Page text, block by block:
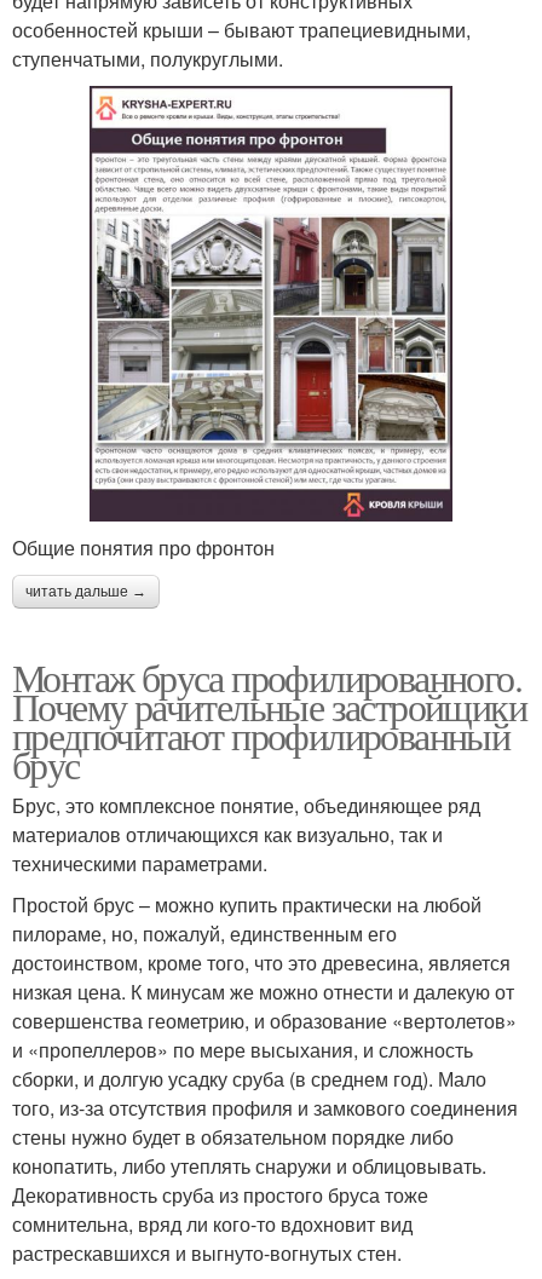
особенностей крыши – бывают трапециевидными,
ступенчатыми, полукруглыми.
Общие понятия про фронтон
читать дальше →
Монтаж бруса профилированного.
Почему рачительные застройщики
предпочитают профилированный
брус
Брус, это комплексное понятие, объединяющее ряд
материалов отличающихся как визуально, так и
техническими параметрами.
Простой брус – можно купить практически на любой
пилораме, но, пожалуй, единственным его
достоинством, кроме того, что это древесина, является
низкая цена. К минусам же можно отнести и далекую от
совершенства геометрию, и образование «вертолетов»
и «пропеллеров» по мере высыхания, и сложность
сборки, и долгую усадку сруба (в среднем год). Мало
того, из-за отсутствия профиля и замкового соединения
стены нужно будет в обязательном порядке либо
конопатить, либо утеплять снаружи и облицовывать.
Декоративность сруба из простого бруса тоже
сомнительна, вряд ли кого-то вдохновит вид
растрескавшихся и выгнуто-вогнутых стен.